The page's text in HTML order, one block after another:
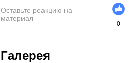
Оставьте реакцию на
материал
0
Галерея